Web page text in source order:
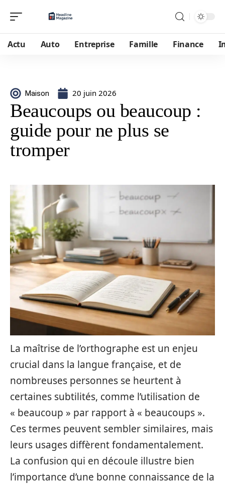
Actu Auto Entreprise Famille Finance
Maison 20 juin 2026
Beaucoups ou beaucoup :
guide pour ne plus se
tromper
La maîtrise de l’orthographe est un enjeu
crucial dans la langue française, et de
nombreuses personnes se heurtent à
certaines subtilités, comme l’utilisation de
« beaucoup » par rapport à « beaucoups ».
Ces termes peuvent sembler similaires, mais
leurs usages diffèrent fondamentalement.
La confusion qui en découle illustre bien
l’importance d’une bonne connaissance de la